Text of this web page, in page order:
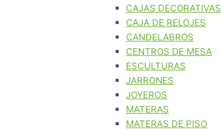
CAJAS DECORATIVAS
CAJA DE RELOJES
CANDELABROS
CENTROS DE MESA
ESCULTURAS
JARRONES
JOYEROS
MATERAS
MATERAS DE PISO